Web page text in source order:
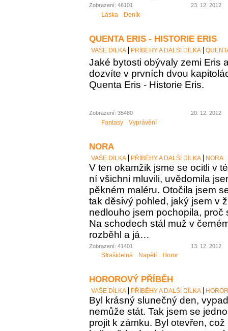
Zobrazení: 46101 23. 12. 2012
Láska Deník
QUENTA ERIS - HISTORIE ERIS
VAŠE DÍLKA PŘÍBĚHY A DALŠÍ DÍLKA
Jaké bytosti obývaly zemi Eris
dozvíte v prvních dvou
Quenta Eris - Historie Eris.
Zobrazení: 35480 20. 12. 2012
Fantasy Vyprávění
NORA
VAŠE DÍLKA PŘÍBĚHY A DALŠÍ DÍLKA NORA
V ten okamžik jsme se ocitli v
ní všichni mluvili, uvědomila
pěkném maléru. Otočila jsem
tak děsivý pohled, jaký jsem v
nedlouho jsem pochopila, proč
Na schodech stál muž v
rozběhl a já…
Zobrazení: 41401 13. 12. 2012
Strašidelná Napětí Horor
HOROROVÝ PŘÍBĚH
VAŠE DÍLKA PŘÍBĚHY A DALŠÍ DÍLKA
Byl krásný slunečný den,
nemůže stát. Tak jsem se
projit k zámku. Byl otevřen,